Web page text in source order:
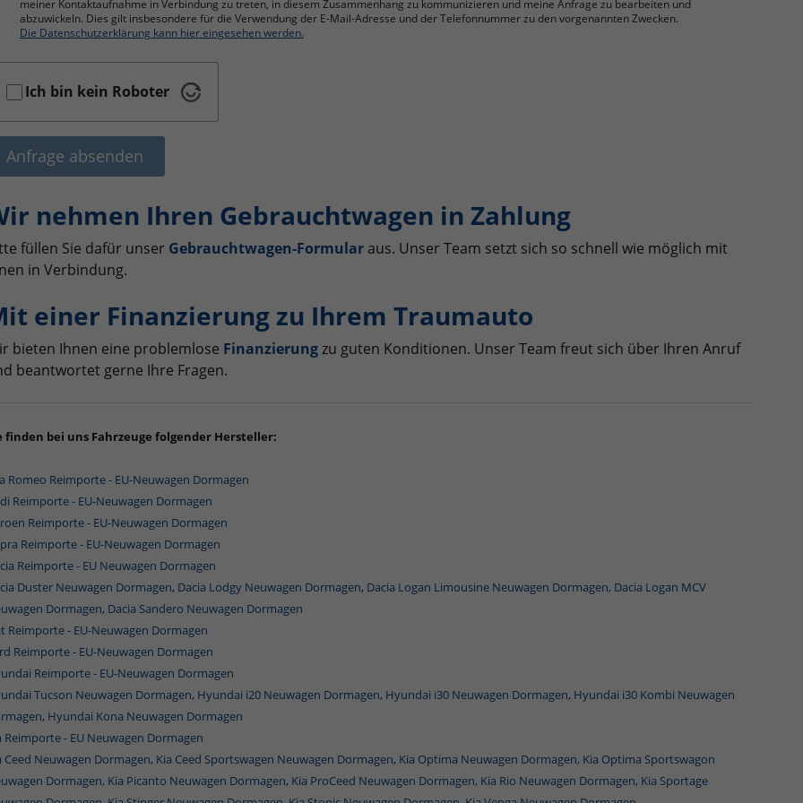
meiner Kontaktaufnahme in Verbindung zu treten, in diesem Zusammenhang zu kommunizieren und meine Anfrage zu bearbeiten und
abzuwickeln. Dies gilt insbesondere für die Verwendung der E-Mail-Adresse und der Telefonnummer zu den vorgenannten Zwecken.
Die Datenschutzerklärung kann hier eingesehen werden.
Ich bin kein Roboter
Anfrage absenden
nehmen Ihren Gebrauchtwagen in Zahlung
füllen Sie dafür unser Gebrauchtwagen-Formularaus. Unser Team setzt sich so schnell wie möglich mit
in Verbindung.
einer Finanzierung zu Ihrem Traumauto
bieten Ihnen eine problemlose Finanzierungzu guten Konditionen. Unser Team freut sich über Ihren Anruf
beantwortet gerne Ihre Fragen.
finden bei uns Fahrzeuge folgender Hersteller:
Romeo Reimporte - EU-Neuwagen Dormagen
Reimporte - EU-Neuwagen Dormagen
Reimporte - EU-Neuwagen Dormagen
Reimporte - EU-Neuwagen Dormagen
Reimporte - EU Neuwagen Dormagen
Duster Neuwagen Dormagen, Dacia Lodgy Neuwagen Dormagen, Dacia Logan Limousine Neuwagen Dormagen, Dacia Logan MCV
Dormagen, Dacia Sandero Neuwagen Dormagen
Reimporte - EU-Neuwagen Dormagen
Reimporte - EU-Neuwagen Dormagen
Reimporte - EU-Neuwagen Dormagen
Tucson Neuwagen Dormagen, Hyundai i20 Neuwagen Dormagen, Hyundai i30 Neuwagen Dormagen, Hyundai i30 Kombi Neuwagen
, Hyundai Kona Neuwagen Dormagen
Reimporte - EU Neuwagen Dormagen
Ceed Neuwagen Dormagen, Kia Ceed Sportswagen Neuwagen Dormagen, Kia Optima Neuwagen Dormagen, Kia Optima Sportswagon
Dormagen, Kia Picanto Neuwagen Dormagen, Kia ProCeed Neuwagen Dormagen, Kia Rio Neuwagen Dormagen, Kia Sportage